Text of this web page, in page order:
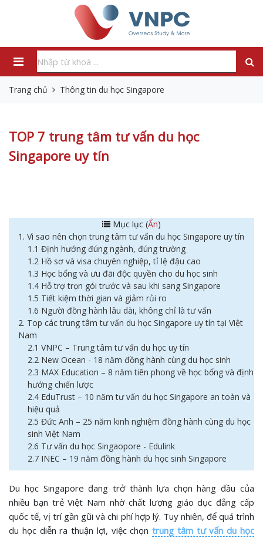
Trang chủ Thông tin du học Singapore
TOP 7 trung tâm tư vấn du học
Singapore uy tín
Mục lục (Ẩn)
1. Vì sao nên chọn trung tâm tư vấn du học Singapore uy tín
1.1 Định hướng đúng ngành, đúng trường
1.2 Hồ sơ và visa chuyên nghiệp, tỉ lệ đậu cao
1.3 Học bổng và ưu đãi độc quyền cho du học sinh
1.4 Hỗ trợ trọn gói trước và sau khi sang Singapore
1.5 Tiết kiệm thời gian và giảm rủi ro
1.6 Người đồng hành lâu dài, không chỉ là tư vấn
2. Top các trung tâm tư vấn du học Singapore uy tín tại Việt
Nam
2.1 VNPC – Trung tâm tư vấn du học uy tín
2.2 New Ocean - 18 năm đồng hành cùng du học sinh
2.3 MAX Education – 8 năm tiên phong về học bổng và định
hướng chiến lược
2.4 EduTrust – 10 năm tư vấn du học Singapore an toàn và
hiệu quả
2.5 Đức Anh – 25 năm kinh nghiệm đồng hành cùng du học
sinh Việt Nam
2.6 Tư vấn du học Singaopore - Edulink
2.7 INEC – 19 năm đồng hành du học sinh Singapore
Du học Singapore đang trở thành lựa chọn hàng đầu của
nhiều bạn trẻ Việt Nam nhờ chất lượng giáo dục đẳng cấp
quốc tế, vị trí gần gũi và chi phí hợp lý. Tuy nhiên, để quá trình
du học diễn ra thuận lợi, việc chọn trung tâm tư vấn du học